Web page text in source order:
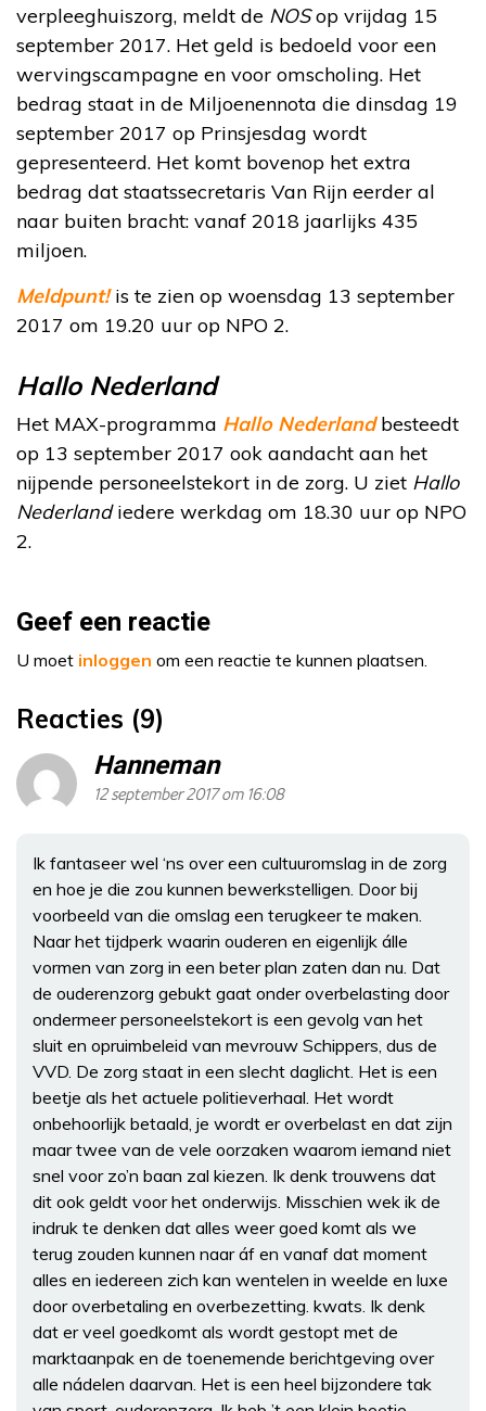
verpleeghuiszorg, meldt de NOSop vrijdag 15
september 2017. Het geld is bedoeld voor een
wervingscampagne en voor omscholing. Het
bedrag staat in de Miljoenennota die dinsdag 19
september 2017 op Prinsjesdag wordt
gepresenteerd. Het komt bovenop het extra
bedrag dat staatssecretaris Van Rijn eerder al
naar buiten bracht: vanaf 2018 jaarlijks 435
miljoen.
Meldpunt!is te zien op woensdag 13 september
2017 om 19.20 uur op NPO 2.
Hallo Nederland
Het MAX-programma Hallo Nederlandbesteedt
op 13 september 2017 ook aandacht aan het
nijpende personeelstekort in de zorg. U ziet Hallo
Nederlandiedere werkdag om 18.30 uur op NPO
2.
Geef een reactie
U moet inloggen om een reactie te kunnen plaatsen.
Reacties (9)
Hanneman
12 september 2017 om 16:08
Ik fantaseer wel ‘ns over een cultuuromslag in de zorg
en hoe je die zou kunnen bewerkstelligen. Door bij
voorbeeld van die omslag een terugkeer te maken.
Naar het tijdperk waarin ouderen en eigenlijk álle
vormen van zorg in een beter plan zaten dan nu. Dat
de ouderenzorg gebukt gaat onder overbelasting door
ondermeer personeelstekort is een gevolg van het
sluit en opruimbeleid van mevrouw Schippers, dus de
VVD. De zorg staat in een slecht daglicht. Het is een
beetje als het actuele politieverhaal. Het wordt
onbehoorlijk betaald, je wordt er overbelast en dat zijn
maar twee van de vele oorzaken waarom iemand niet
snel voor zo’n baan zal kiezen. Ik denk trouwens dat
dit ook geldt voor het onderwijs. Misschien wek ik de
indruk te denken dat alles weer goed komt als we
terug zouden kunnen naar áf en vanaf dat moment
alles en iedereen zich kan wentelen in weelde en luxe
door overbetaling en overbezetting. kwats. Ik denk
dat er veel goedkomt als wordt gestopt met de
marktaanpak en de toenemende berichtgeving over
alle nádelen daarvan. Het is een heel bijzondere tak